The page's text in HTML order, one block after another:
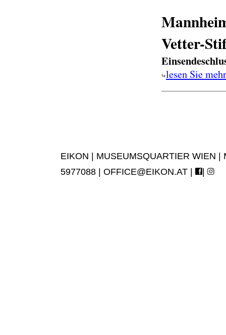
Vetter-
lesen Sie mehr
EIKON | MUSEUMSQUARTIER WIEN
5977088 | OFFICE@EIKON.AT | |